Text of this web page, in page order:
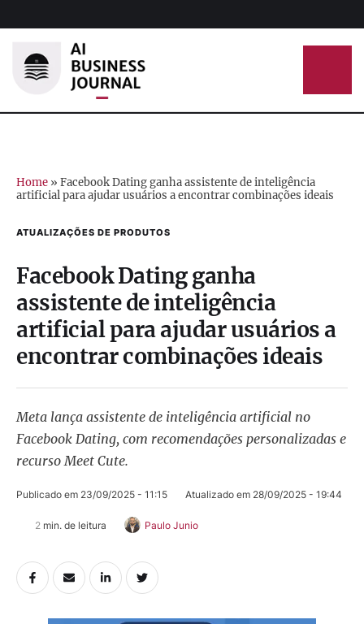
Home » Facebook Dating ganha assistente de inteligência
artificial para ajudar usuários a encontrar combinações ideais
ATUALIZAÇÕES DE PRODUTOS
Facebook Dating ganha
assistente de inteligência
artificial para ajudar usuários a
encontrar combinações ideais
Meta lança assistente de inteligência artificial no
Facebook Dating, com recomendações personalizadas e
recurso Meet Cute.
Publicado em 23/09/2025 - 11:15 Atualizado em 28/09/2025 - 19:44
2 min. de leitura Paulo Junio